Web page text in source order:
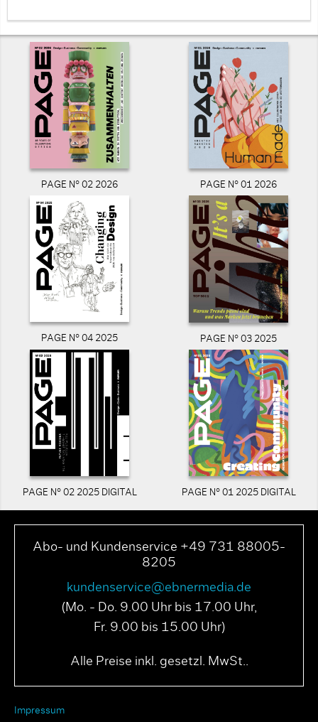
PAGE N° 02 2026 PAGE N° 01 2026
PAGE N° 04 2025 PAGE N° 03 2025
PAGE N° 02 2025 DIGITAL PAGE N° 01 2025 DIGITAL
Abo- und Kundenservice +49 731 88005-
8205
kundenservice@ebnermedia.de
(Mo. - Do. 9.00 Uhr bis 17.00 Uhr,
Fr. 9.00 bis 15.00 Uhr)
Alle Preise inkl. gesetzl. MwSt..
Impressum